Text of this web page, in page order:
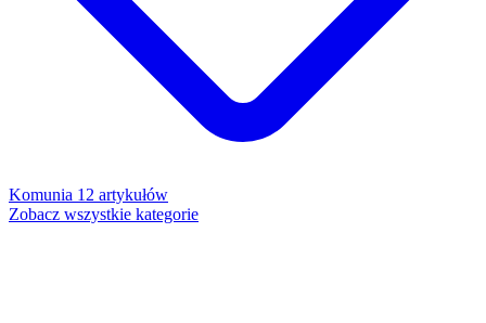
Komunia 12 artykułów
Zobacz wszystkie kategorie